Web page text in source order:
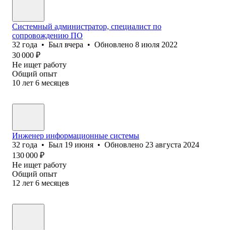
Системный администратор, специалист по
сопровождению ПО
32 года • Был вчера • Обновлено 8 июля 2022
30 000 ₽
Не ищет работу
Общий опыт
10 лет 6 месяцев
Инженер информационные системы
32 года • Был 19 июня • Обновлено 23 августа 2024
130 000 ₽
Не ищет работу
Общий опыт
12 лет 6 месяцев